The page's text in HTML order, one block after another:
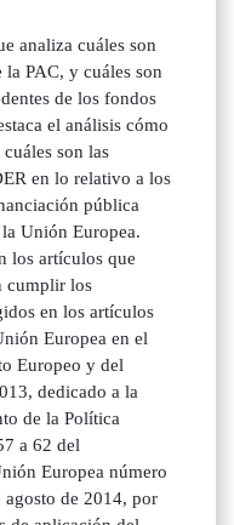
analiza cuáles son
PAC, y cuáles son
de los fondos
el análisis cómo
son las
en lo relativo a los
pública
Unión Europea.
los artículos que
cumplir los
en los artículos
Europea en el
Europeo y del
dedicado a la
de la Política
a 62 del
Europea número
de 2014, por